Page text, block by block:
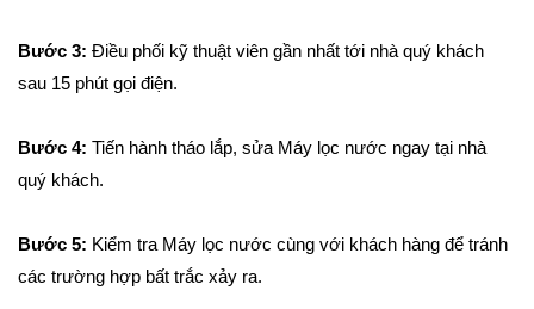
Bước 3: Điều phối kỹ thuật viên gần nhất tới nhà quý khách
sau 15 phút gọi điện.
Bước 4: Tiến hành tháo lắp, sửa Máy lọc nước ngay tại nhà
quý khách.
Bước 5: Kiểm tra Máy lọc nước cùng với khách hàng để tránh
các trường hợp bất trắc xảy ra.